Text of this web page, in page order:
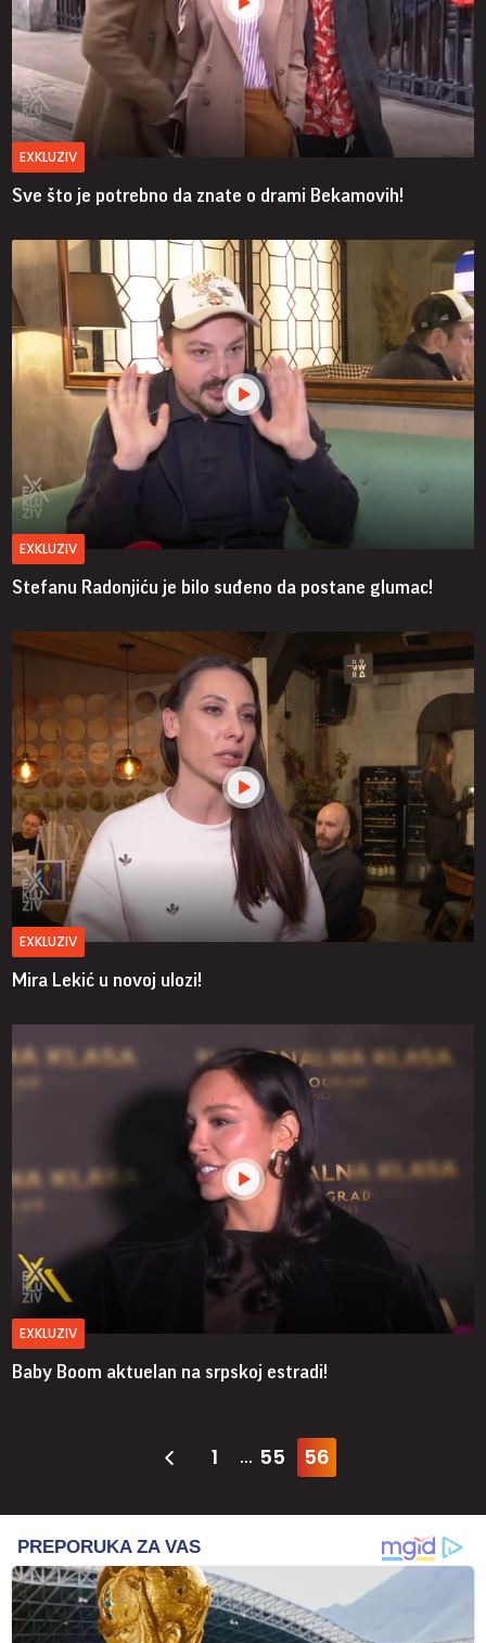
EXKLUZIV
Sve što je potrebno da znate o drami Bekamovih!
EXKLUZIV
Stefanu Radonjiću je bilo suđeno da postane glumac!
EXKLUZIV
Mira Lekić u novoj ulozi!
EXKLUZIV
Baby Boom aktuelan na srpskoj estradi!
1 ... 55 56